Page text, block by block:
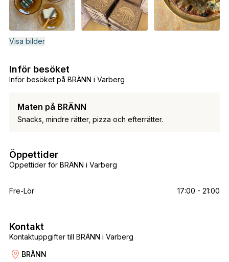
Visa bilder
Inför besöket på BRÄNN i Varberg
Inför besöket
Maten på BRÄNN
Snacks, mindre rätter, pizza och efterrätter.
Öppettider för BRÄNN i Varberg
Öppettider
Fre-Lör 17:00 - 21:00
Kontaktuppgifter till BRÄNN i Varberg
Kontakt
BRÄNN